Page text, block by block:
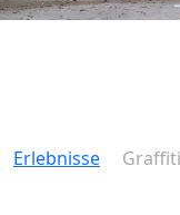
Erlebnisse